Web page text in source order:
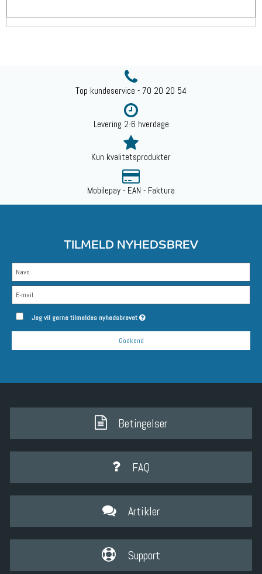
Top kundeservice - 70 20 20 54
Levering 2-6 hverdage
Kun kvalitetsprodukter
Mobilepay - EAN - Faktura
TILMELD NYHEDSBREV
Jeg vil gerne tilmeldes nyhedsbrevet
Godkend
Betingelser
FAQ
Artikler
Support